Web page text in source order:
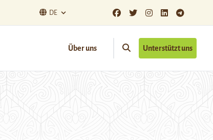
DE
Über uns Unterstützt uns